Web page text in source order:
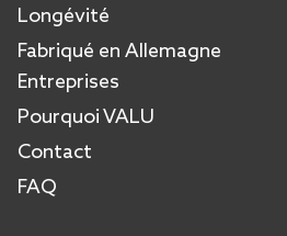
Longévité
Fabriqué en Allemagne
Entreprises
Pourquoi VALU
Contact
FAQ